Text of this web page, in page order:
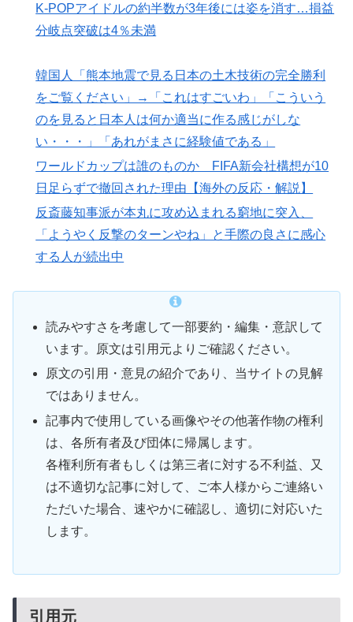
K-POPアイドルの約半数が3年後には姿を消す…損益
分岐点突破は4％未満
韓国人「熊本地震で見る日本の土木技術の完全勝利
をご覧ください」→「これはすごいわ」「こういう
のを見ると日本人は何か適当に作る感じがしな
い・・・」「あれがまさに経験値である」
ワールドカップは誰のものか FIFA新会社構想が10
日足らずで撤回された理由【海外の反応・解説】
反斎藤知事派が本丸に攻め込まれる窮地に突入、
「ようやく反撃のターンやね」と手際の良さに感心
する人が続出中
読みやすさを考慮して一部要約・編集・意訳して
います。原文は引用元よりご確認ください。
原文の引用・意見の紹介であり、当サイトの見解
ではありません。
記事内で使用している画像やその他著作物の権利
は、各所有者及び団体に帰属します。
各権利所有者もしくは第三者に対する不利益、又
は不適切な記事に対して、ご本人様からご連絡い
ただいた場合、速やかに確認し、適切に対応いた
します。
引用元